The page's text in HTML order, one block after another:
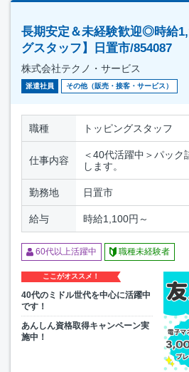
長期安定＆未経験歓迎◎時給
グスタッフ】日置市/854087
株式会社テクノ・サービス
派遣社員 その他（販売・接客・サービス）
職種 トッピングスタッフ
仕事内容
＜40代活躍中＞パック
します。
勤務地 日置市
給与 時給1,100円～
60代以上活躍中 職種未経験者
ここがオススメ！
40代のミドル世代を中心に活躍中
です！
あんしん資格取得キャンペーン実
施中！